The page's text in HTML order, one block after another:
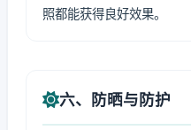
照都能获得良好效果。
六、防晒与防护